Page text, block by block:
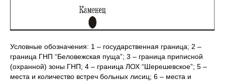
Условные обозначения: 1 – государственная граница; 2 –
граница ГНП “Беловежская пуща”; 3 – граница приписной
(охранной) зоны ГНП; 4 – граница ЛОХ “Шерешевское”; 5 –
места и количество встреч больных лисиц; 6 – места и